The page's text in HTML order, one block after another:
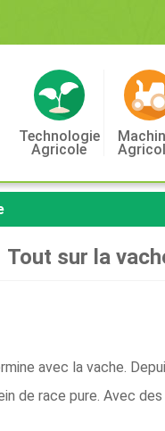
Technologie
Agricole
Tout sur la
avec la vache.
de race pure. Avec